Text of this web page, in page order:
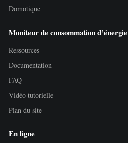
Domotique
Moniteur de consommation d’énergie
Ressources
Documentation
FAQ
Vidéo tutorielle
Plan du site
En ligne